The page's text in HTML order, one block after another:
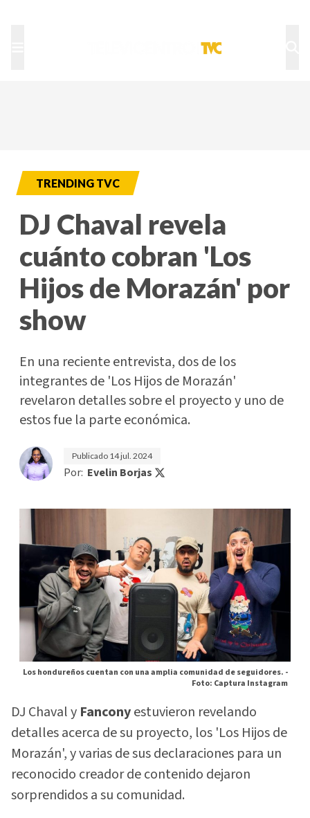
TRENDING TVC
DJ Chaval revela
cuánto cobran 'Los
Hijos de Morazán' por
show
En una reciente entrevista, dos de los
integrantes de 'Los Hijos de Morazán'
revelaron detalles sobre el proyecto y uno de
estos fue la parte económica.
Publicado 14 jul. 2024
Por: Evelin Borjas
Los hondureños cuentan con una amplia comunidad de seguidores. -
Foto: Captura Instagram
DJ Chaval y Fanconyestuvieron revelando
detalles acerca de su proyecto, los 'Los Hijos de
Morazán', y varias de sus declaraciones para un
reconocido creador de contenido dejaron
sorprendidos a su comunidad.